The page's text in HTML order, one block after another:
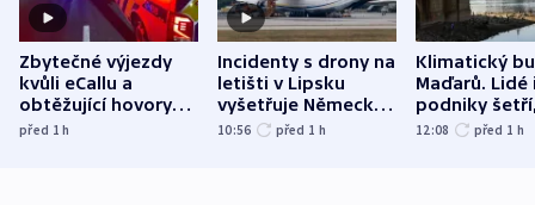
Zbytečné výjezdy
kvůli eCallu a
obtěžující hovory
zdržují záchranáře
před 1h
Incidenty s drony na
letišti v Lipsku
vyšetřuje Německo
jako úmyslný pokus
10:56 před 1 h
Klimatický
Maďarů. Lidé
podniky
omezuje se
12:08 před 1 h